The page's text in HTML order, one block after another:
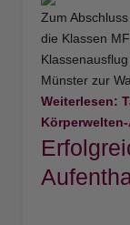
Zum
die Klassen
Münster zur
Weiterlesen: